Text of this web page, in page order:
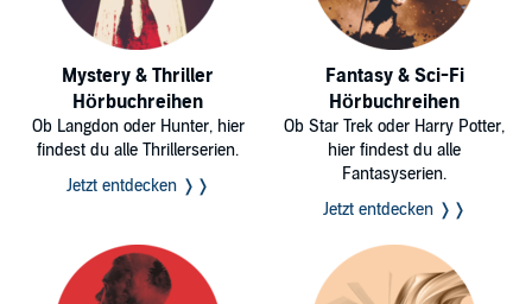
Mystery & Thriller
Hörbuchreihen
Ob Langdon oder Hunter, hier
findest du alle Thrillerserien.
Jetzt entdecken ❭❭
Fantasy & Sci-Fi
Hörbuchreihen
Ob Star Trek oder Harry Potter,
hier findest du alle
Fantasyserien.
Jetzt entdecken ❭❭